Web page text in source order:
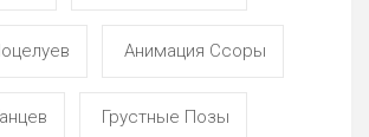
Анимация Ссоры
Грустные Позы